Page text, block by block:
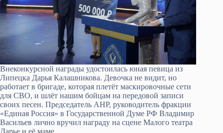
Внеконкурсной награды удостоилась юная певица из
Липецка Дарья Калашникова. Девочка не видит, но
работает в бригаде, которая плетёт маскировочные сети
для СВО, и шлёт нашим бойцам на передовой записи
своих песен. Председатель АНР, руководитель фракции
«Единая Россия» в Государственной Думе РФ Владимир
Васильев лично вручил награду на сцене Малого театра
Дарье и её маме.